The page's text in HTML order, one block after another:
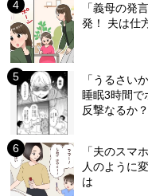
「義母の発
発！ 夫は仕
「うるさい
睡眠3時間
反撃なるか？
「夫のスマ
人のように
は